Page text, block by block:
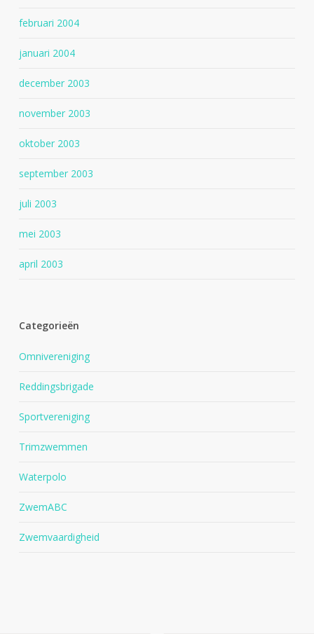
februari 2004
januari 2004
december 2003
november 2003
oktober 2003
september 2003
juli 2003
mei 2003
april 2003
Categorieën
Omnivereniging
Reddingsbrigade
Sportvereniging
Trimzwemmen
Waterpolo
ZwemABC
Zwemvaardigheid